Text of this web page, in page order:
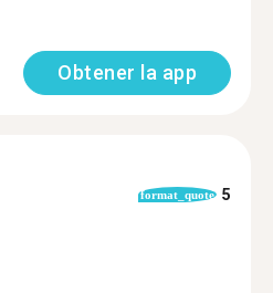
Obtener la app
format_quote 5